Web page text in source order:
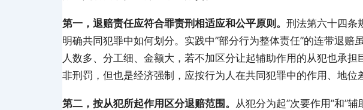
第一，退赔责任应符合罪责刑相适应和公平原则。 刑法第六十四条
明确共同犯罪中如何划分。实践中”部分行为整体责任”的连带退赔
人数多、分工细、金额大，若不加区分让起辅助作用的从犯也承
非刑罚，但也是经济强制，应按行为人在共同犯罪中的作用、地位
第二，按从犯所起作用区分退赔范围。 从犯分为起”次要作用”和”